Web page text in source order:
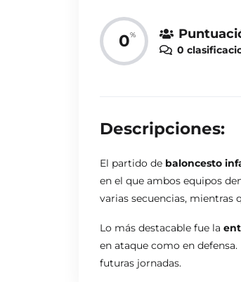
0%
0
Descripciones:
El partido de baloncesto
en el que ambos equipos
varias secuencias, mientras
Lo más destacable fue la
en ataque como en
futuras jornadas.